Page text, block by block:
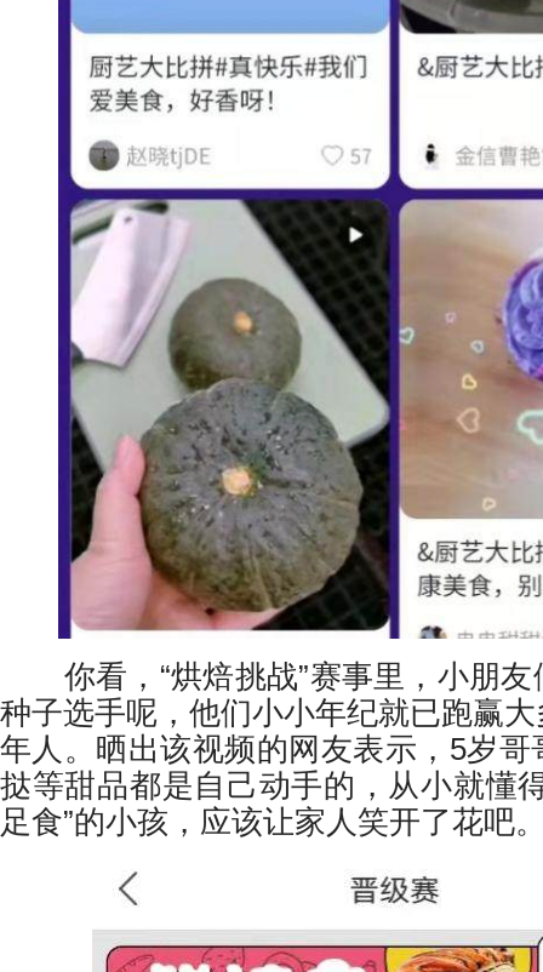
你看，“烘焙挑战”赛事里，小朋友
种子选手呢，他们小小年纪就已跑赢
年人。晒出该视频的网友表示，5岁
挞等甜品都是自己动手的，从小就懂
足食”的小孩，应该让家人笑开了花吧